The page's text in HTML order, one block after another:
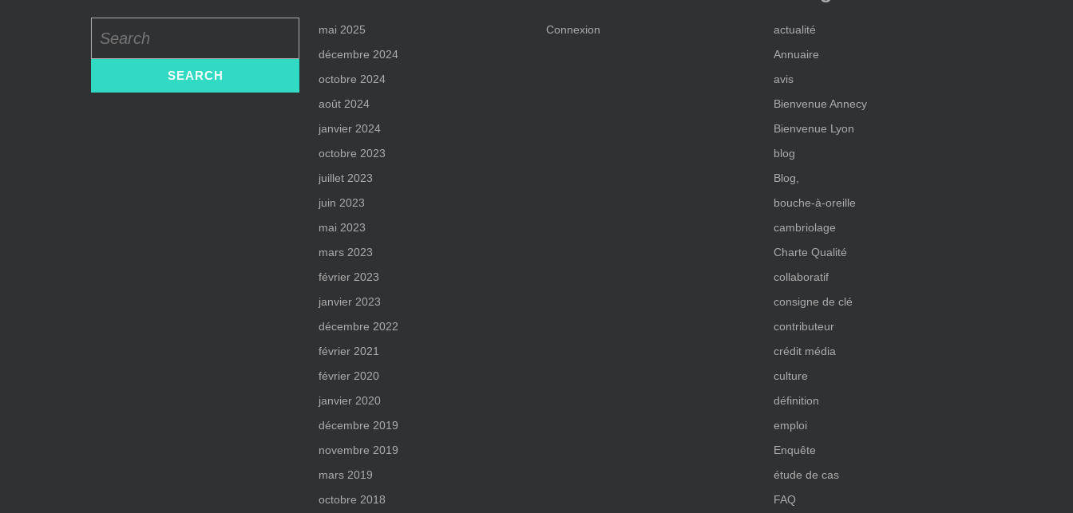
for:
mai 2025
décembre 2024
octobre 2024
août 2024
janvier 2024
octobre 2023
juillet 2023
juin 2023
mai 2023
mars 2023
février 2023
janvier 2023
décembre 2022
février 2021
février 2020
janvier 2020
décembre 2019
novembre 2019
mars 2019
octobre 2018
Connexion
actualité
Annuaire
avis
Bienvenue Annecy
Bienvenue Lyon
blog
Blog,
bouche-à-oreille
cambriolage
Charte Qualité
collaboratif
consigne de clé
contributeur
crédit média
culture
définition
emploi
Enquête
étude de cas
FAQ